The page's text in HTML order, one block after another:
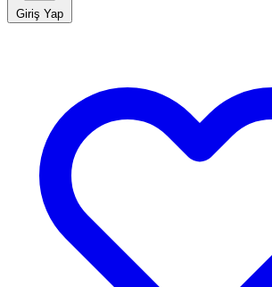
Giriş Yap